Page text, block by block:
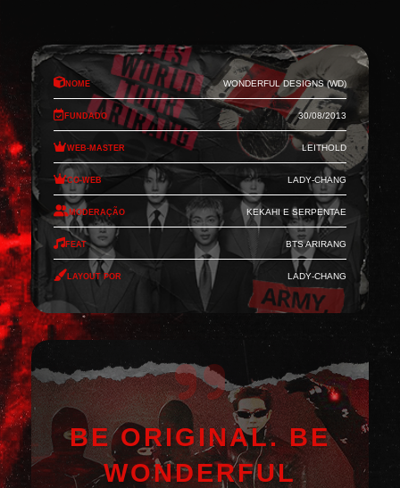
Nome Wonderful Designs (WD)
Fundado 30/08/2013
Web-Master Leithold
Co-Web Lady-Chang
Moderação Kekahi e Serpentae
Feat BTS Arirang
Layout por Lady-Chang
BE ORIGINAL. BE
WONDERFUL